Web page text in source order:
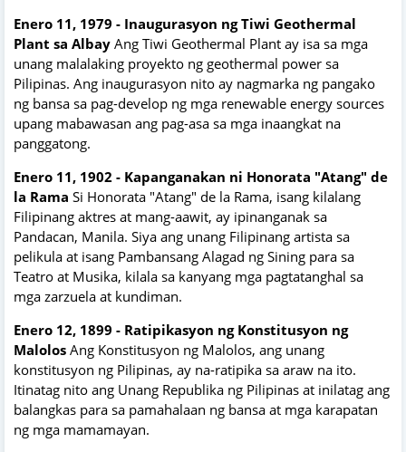
Enero 11, 1979 - Inaugurasyon ng Tiwi Geothermal
Plant sa Albay Ang Tiwi Geothermal Plant ay isa sa mga
unang malalaking proyekto ng geothermal power sa
Pilipinas. Ang inaugurasyon nito ay nagmarka ng pangako
ng bansa sa pag-develop ng mga renewable energy sources
upang mabawasan ang pag-asa sa mga inaangkat na
panggatong.
Enero 11, 1902 - Kapanganakan ni Honorata "Atang" de
la Rama Si Honorata "Atang" de la Rama, isang kilalang
Filipinang aktres at mang-aawit, ay ipinanganak sa
Pandacan, Manila. Siya ang unang Filipinang artista sa
pelikula at isang Pambansang Alagad ng Sining para sa
Teatro at Musika, kilala sa kanyang mga pagtatanghal sa
mga zarzuela at kundiman.
Enero 12, 1899 - Ratipikasyon ng Konstitusyon ng
Malolos Ang Konstitusyon ng Malolos, ang unang
konstitusyon ng Pilipinas, ay na-ratipika sa araw na ito.
Itinatag nito ang Unang Republika ng Pilipinas at inilatag ang
balangkas para sa pamahalaan ng bansa at mga karapatan
ng mga mamamayan.